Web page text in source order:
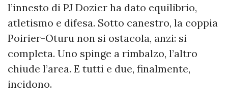
l’innesto di PJ Dozier ha dato equilibrio,
atletismo e difesa. Sotto canestro, la coppia
Poirier-Oturu non si ostacola, anzi: si
completa. Uno spinge a rimbalzo, l’altro
chiude l’area. E tutti e due, finalmente,
incidono.